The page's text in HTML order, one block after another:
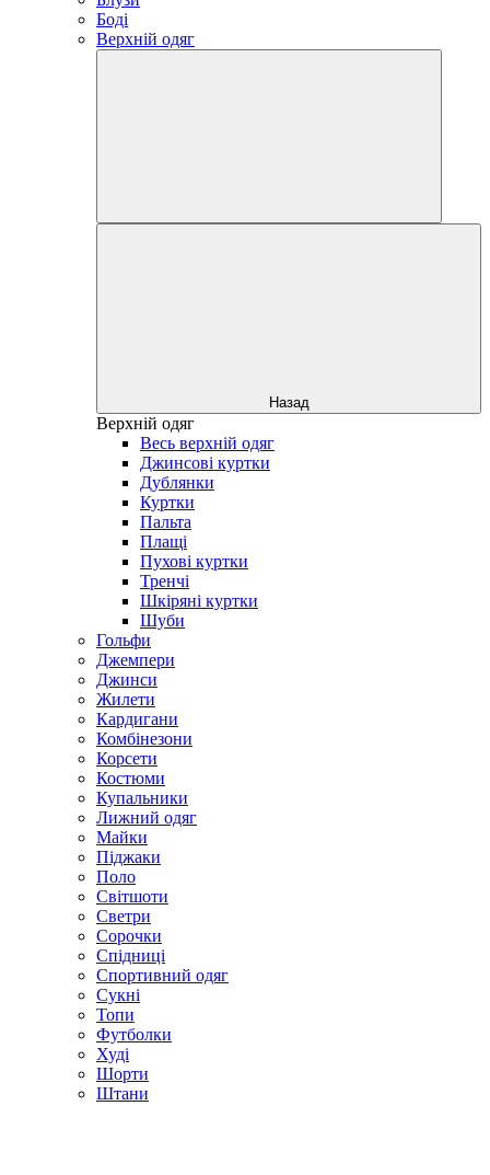
Боді
Верхній одяг
Назад
Верхній одяг
Весь верхній одяг
Джинсові куртки
Дублянки
Куртки
Пальта
Плащі
Пухові куртки
Тренчі
Шкіряні куртки
Шуби
Гольфи
Джемпери
Джинси
Жилети
Кардигани
Комбінезони
Корсети
Костюми
Купальники
Лижний одяг
Майки
Піджаки
Поло
Світшоти
Светри
Сорочки
Спідниці
Спортивний одяг
Сукні
Топи
Футболки
Худі
Шорти
Штани